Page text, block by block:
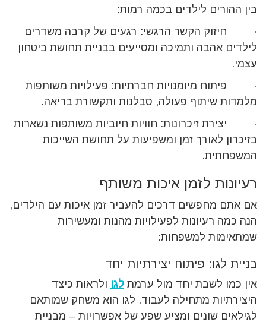
בין ההורים לילדים בכמה רמות:
· חיזוק הקשר הרגשי: רגעים של קרבה משדרים
לילדים אהבה ותמיכה ומסייעים בבניית תחושת ביטחון
עצמי.
· פיתוח מיומנויות חברתיות: פעילויות משותפות
מלמדות שיתוף פעולה, סבלנות ותקשורת בריאה.
· יצירת זיכרונות: חוויות חיוביות משותפות נשארות
בזיכרון לאורך זמן ומשפיעות על תחושת השייכות
המשפחתית.
רעיונות לזמן איכות משותף
אם אתם מחפשים דרכים להעביר זמן איכות עם הילדים,
הנה כמה רעיונות לפעילויות מהנות ומעשירות
שמתאימות למשפחות:
בניית לגו: פיתוח יצירתיות יחד
אין כמו לשבת יחד מול ערמת לגו ולראות כיצד
היצירתיות מתחילה לעבוד. לגו הוא משחק שמותאם
לגילאים שונים ומציע שפע של אפשרויות – מבניית